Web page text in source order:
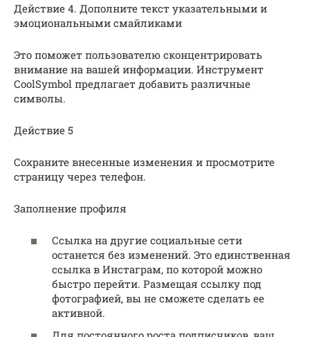
Действие 4. Дополните текст указательными и
эмоциональными смайликами
Это поможет пользователю сконцентрировать
внимание на вашей информации. Инструмент
СoolSymbol предлагает добавить различные
символы.
Действие 5
Сохраните внесенные изменения и просмотрите
страницу через телефон.
Заполнение профиля
Ссылка на другие социальные сети
останется без изменений. Это единственная
ссылка в Инстаграм, по которой можно
быстро перейти. Размещая ссылку под
фотографией, вы не сможете сделать ее
активной.